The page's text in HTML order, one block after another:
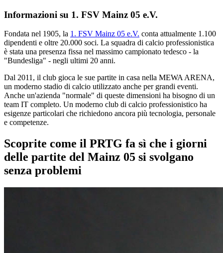
Informazioni su 1. FSV Mainz 05 e.V.
Fondata nel 1905, la 1. FSV Mainz 05 e.V. conta attualmente 1.100
dipendenti e oltre 20.000 soci. La squadra di calcio professionistica
è stata una presenza fissa nel massimo campionato tedesco - la
"Bundesliga" - negli ultimi 20 anni.
Dal 2011, il club gioca le sue partite in casa nella MEWA ARENA,
un moderno stadio di calcio utilizzato anche per grandi eventi.
Anche un'azienda "normale" di queste dimensioni ha bisogno di un
team IT completo. Un moderno club di calcio professionistico ha
esigenze particolari che richiedono ancora più tecnologia, personale
e competenze.
Scoprite come il PRTG fa sì che i giorni
delle partite del Mainz 05 si svolgano
senza problemi